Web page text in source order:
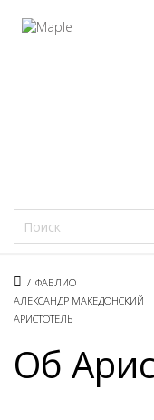
/ ФАБЛИО
АЛЕКСАНДР МАКЕДОНСКИЙ
АРИСТОТЕЛЬ
Об